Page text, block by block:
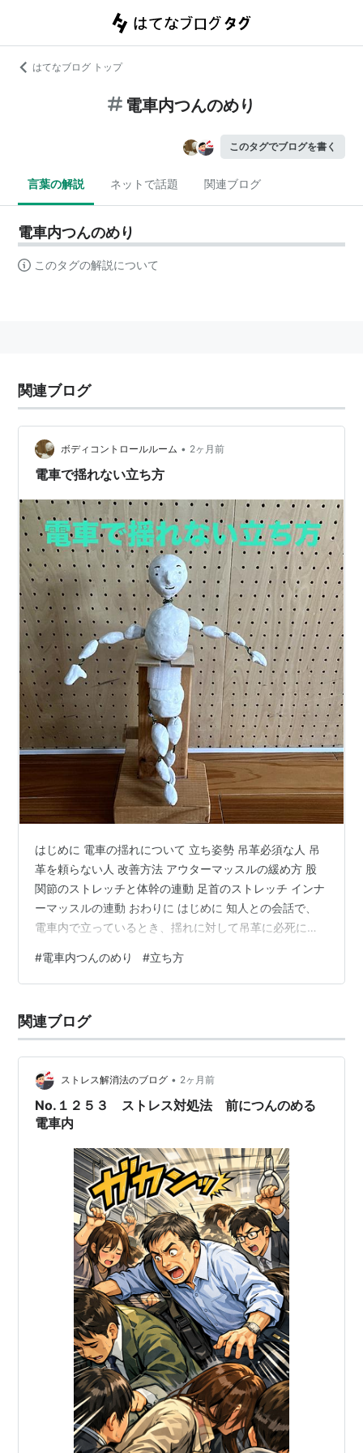
はてなブログ トップ
電車内つんのめり
このタグでブログを書く
言葉の解説 ネットで話題 関連ブログ
電車内つんのめり
このタグの解説について
関連ブログ
ボディコントロールルーム • 2ヶ月前
電車で揺れない立ち方
はじめに 電車の揺れについて 立ち姿勢 吊革必須な人 吊
革を頼らない人 改善方法 アウターマッスルの緩め方 股
関節のストレッチと体幹の連動 足首のストレッチ インナ
ーマッスルの連動 おわりに はじめに 知人との会話で、
電車内で立っているとき、揺れに対して吊革に必死に捕
本を読んだりしている人がいるが、どうしたらそのよう
に立てるのかと話題になりました。揺れない立ち方につ
されて長く、線路にはカーブがありとても揺れます。発
進停止時にも少し揺れます。そういう乗り物ですので、
#電車内つんのめり #立ち方
関連ブログ
ストレス解消法のブログ • 2ヶ月前
No.１２５３ ストレス対処法 前につんのめる
電車内